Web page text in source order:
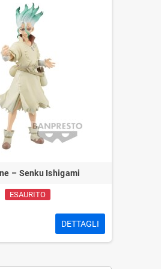
– Senku Ishigami
ESAURITO
DETTAGLI